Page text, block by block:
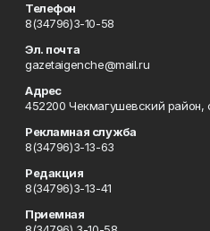
Телефон
8(34796)3-10-58
Эл. почта
gazetaigenche@mail.ru
Адрес
452200 Чекмагушевский район,
Рекламная служба
8(34796)3-13-63
Редакция
8(34796)3-13-41
Приемная